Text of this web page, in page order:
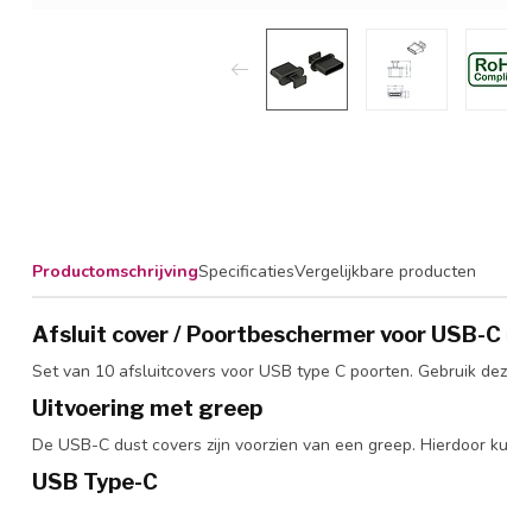
ProductomschrijvingSpecificatiesVergelijkbare producten
Afsluit cover / Poortbeschermer voor USB-
Set van 10 afsluitcovers voor USB type C poorten. Gebruik
Uitvoering met greep
De USB-C dust covers zijn voorzien van een greep. Hierdoor
USB Type-C